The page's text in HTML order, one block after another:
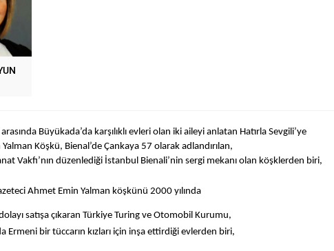
Büyükada’da karşılıklı evleri olan iki aileyi anlatan Hatırla Sevgili’ye
Köşkü, Bienal’de Çankaya 57 olarak adlandırılan,
Vakfı’nın düzenlediği İstanbul Bienali’nin sergi mekanı olan köşklerden biri,
Ahmet Emin Yalman köşkünü 2000 yılında
satışa çıkaran Türkiye Turing ve Otomobil Kurumu,
Ermeni bir tüccarın kızları için inşa ettirdiği evlerden biri,